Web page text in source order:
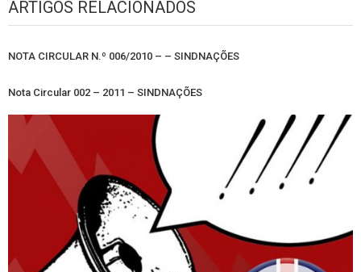
ARTIGOS RELACIONADOS
NOTA CIRCULAR N.º 006/2010 – – SINDNAÇÕES
Nota Circular 002 – 2011 – SINDNAÇÕES